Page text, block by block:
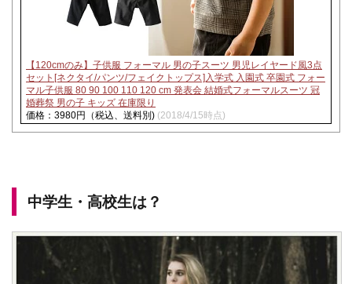
【120cmのみ】子供服 フォーマル 男の子スーツ 男児レイヤード風3点
セット[ネクタイ/パンツ/フェイクトップス]入学式 入園式 卒園式 フォー
マル子供服 80 90 100 110 120 cm 発表会 結婚式フォーマルスーツ 冠
婚葬祭 男の子 キッズ 在庫限り
価格：3980円（税込、送料別) (2018/4/15時点)
中学生・高校生は？